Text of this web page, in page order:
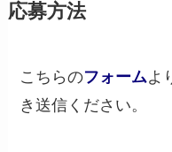
応募方法
こちらのフォームよ
き送信ください。